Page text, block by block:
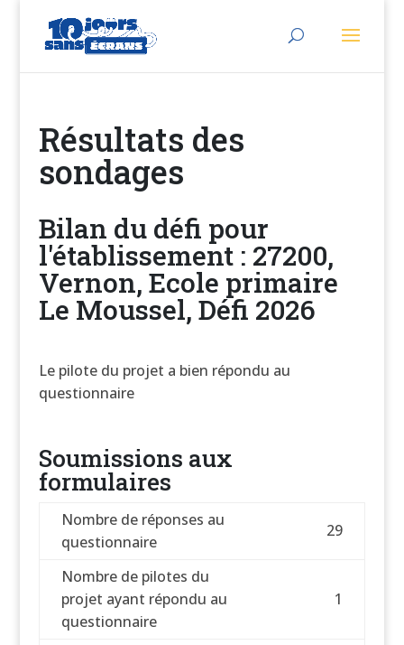
Résultats des
sondages
Bilan du défi pour
l'établissement : 27200,
Vernon, Ecole primaire
Le Moussel, Défi 2026
Le pilote du projet a bien répondu au
questionnaire
Soumissions aux
formulaires
Nombre de réponses au
questionnaire
29
Nombre de pilotes du
projet ayant répondu au
questionnaire
1